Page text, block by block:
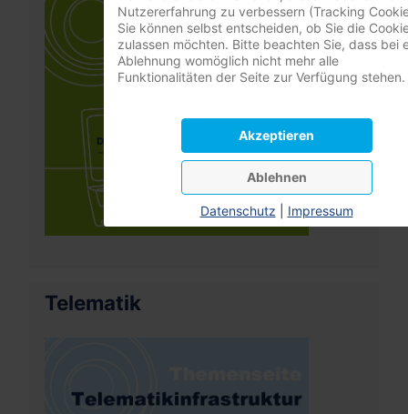
Telematik
Nutzererfahrung zu verbessern (Tracking
Sie können selbst entscheiden, ob Sie die
zulassen möchten. Bitte beachten Sie, dass bei
Ablehnung womöglich nicht mehr alle
Funktionalitäten der Seite zur Verfügung stehen.
Akzeptieren
Ablehnen
Datenschutz Impressum